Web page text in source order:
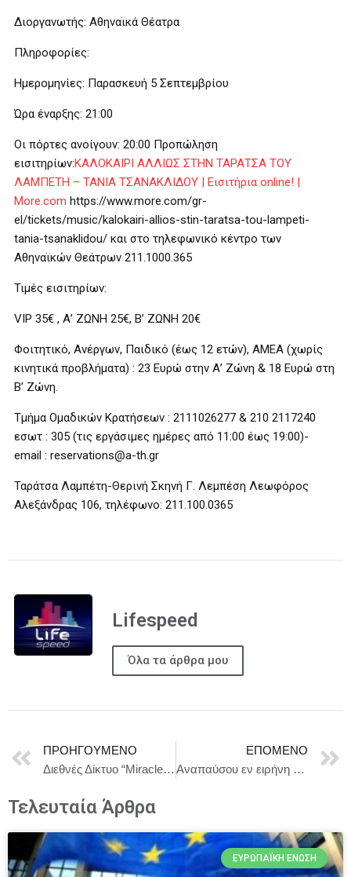
Διοργανωτής: Αθηναϊκά Θέατρα
Πληροφορίες:
Ημερομηνίες: Παρασκευή 5 Σεπτεμβρίου
Ώρα έναρξης: 21:00
Οι πόρτες ανοίγουν: 20:00 Προπώληση
εισιτηρίων:ΚΑΛΟΚΑΙΡΙ ΑΛΛΙΩΣ ΣΤΗΝ ΤΑΡΑΤΣΑ ΤΟΥ
ΛΑΜΠΕΤΗ – ΤΑΝΙΑ ΤΣΑΝΑΚΛΙΔΟΥ | Εισιτήρια online! |
More.com https://www.more.com/gr-
el/tickets/music/kalokairi-allios-stin-taratsa-tou-lampeti-
tania-tsanaklidou/ και στο τηλεφωνικό κέντρο των
Αθηναϊκών Θεάτρων 211.1000.365
Τιμές εισιτηρίων:
VIP 35€ , Α’ ΖΩΝΗ 25€, Β’ ΖΩΝΗ 20€
Φοιτητικό, Ανέργων, Παιδικό (έως 12 ετών), ΑΜΕΑ (χωρίς
κινητικά προβλήματα) : 23 Ευρώ στην Α’ Ζώνη & 18 Ευρώ στη
Β’ Ζώνη.
Τμήμα Ομαδικών Κρατήσεων : 2111026277 & 210 2117240
εσωτ : 305 (τις εργάσιμες ημέρες από 11:00 έως 19:00)-
email : reservations@a-th.gr
Ταράτσα Λαμπέτη-Θερινή Σκηνή Γ. Λεμπέση Λεωφόρος
Αλεξάνδρας 106, τηλέφωνο: 211.100.0365
Lifespeed
Όλα τα άρθρα μου
ΠΡΟΗΓΟΎΜΕΝΟ
Διεθνές Δίκτυο “Μiracle Ribbon” – Η Αγία Ζώνη της Παναγίας
ΕΠΌΜΕΝΟ
Αναπαύσου εν ειρήνη Ozzy Osbourne
Τελευταία Άρθρα
ΕΥΡΩΠΑΪΚΉ ΈΝΩΣΗ